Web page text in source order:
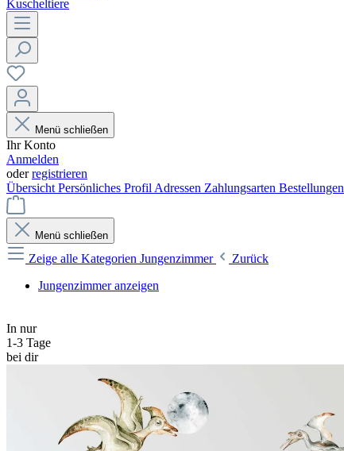
Kuscheltiere
Menü schließen
Ihr Konto
Anmelden
oderregistrieren
Übersicht Persönliches Profil Adressen Zahlungsarten Bestellungen
Menü schließen
Zeige alle Kategorien Jungenzimmer
Zurück
Jungenzimmer anzeigen
In nur
1-3 Tage
bei dir